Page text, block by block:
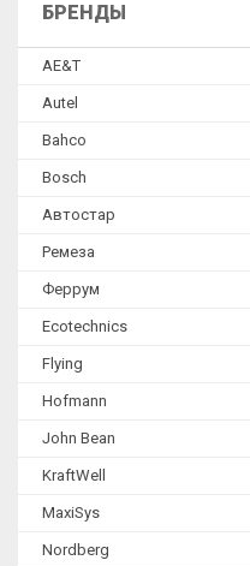
БРЕНДЫ
AE&T
Autel
Bahco
Bosch
Автостар
Ремеза
Феррум
Ecotechnics
Flying
Hofmann
John Bean
KraftWell
MaxiSys
Nordberg